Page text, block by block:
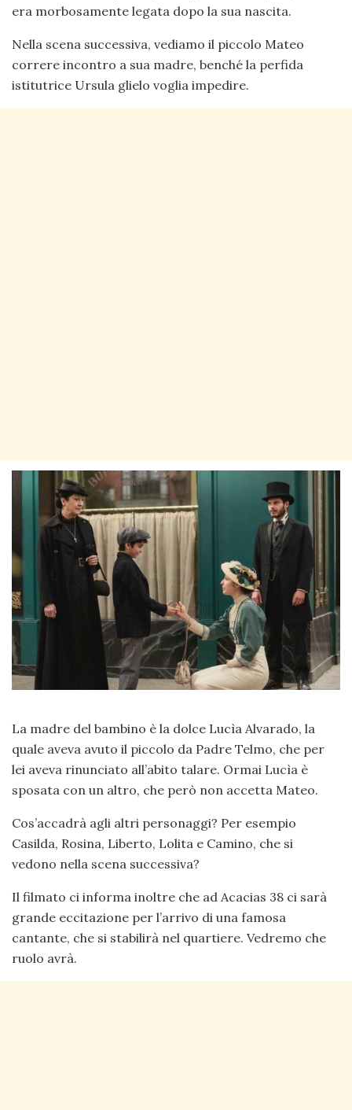
era morbosamente legata dopo la sua nascita.
Nella scena successiva, vediamo il piccolo Mateo
correre incontro a sua madre, benché la perfida
istitutrice Ursula glielo voglia impedire.
La madre del bambino è la dolce Lucìa Alvarado, la
quale aveva avuto il piccolo da Padre Telmo, che per
lei aveva rinunciato all’abito talare. Ormai Lucìa è
sposata con un altro, che però non accetta Mateo.
Cos’accadrà agli altri personaggi? Per esempio
Casilda, Rosina, Liberto, Lolita e Camino, che si
vedono nella scena successiva?
Il filmato ci informa inoltre che ad Acacias 38 ci sarà
grande eccitazione per l’arrivo di una famosa
cantante, che si stabilirà nel quartiere. Vedremo che
ruolo avrà.